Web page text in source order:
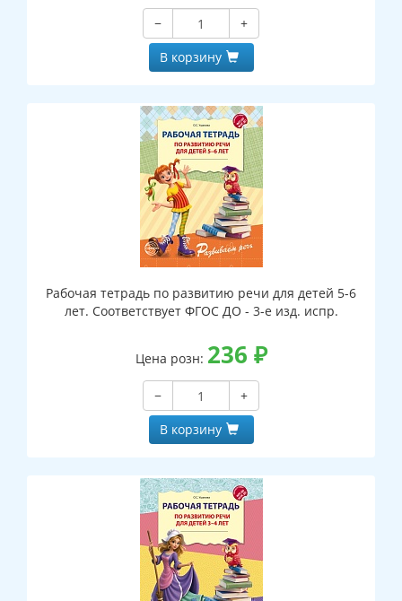
−
+
В корзину
Рабочая тетрадь по развитию речи для детей 5-6
лет. Соответствует ФГОС ДО - 3-е изд. испр.
Цена розн: 236 ₽
−
+
В корзину